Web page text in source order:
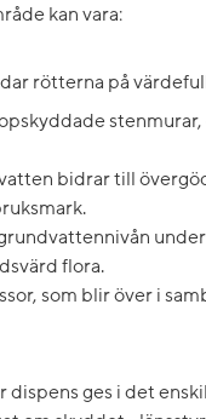
kan vara:
rötterna på
bidrar till
flora.
som blir över i
dispens ges i det